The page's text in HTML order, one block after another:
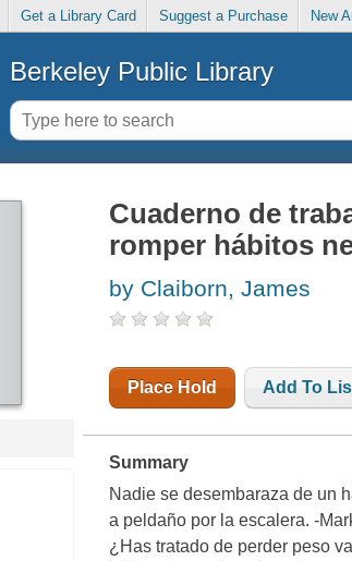
Get a Library Card Suggest a Purchase New
Berkeley Public Library
Cuaderno de
romper hábitos
by Claiborn, James
Place Hold Add To
Summary
Nadie se desembaraza de un
a peldaño por la escalera. -
¿Has tratado de perder peso